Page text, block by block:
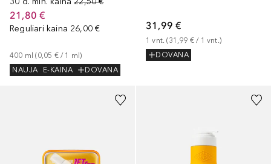
21,80 €
Reguliari kaina 26,00 €
400 ml (0,05 € / 1 ml)
NAUJA
E-KAINA DOVANA
31,99 €
1 vnt. (31,99 € / 1 vnt.)
DOVANA